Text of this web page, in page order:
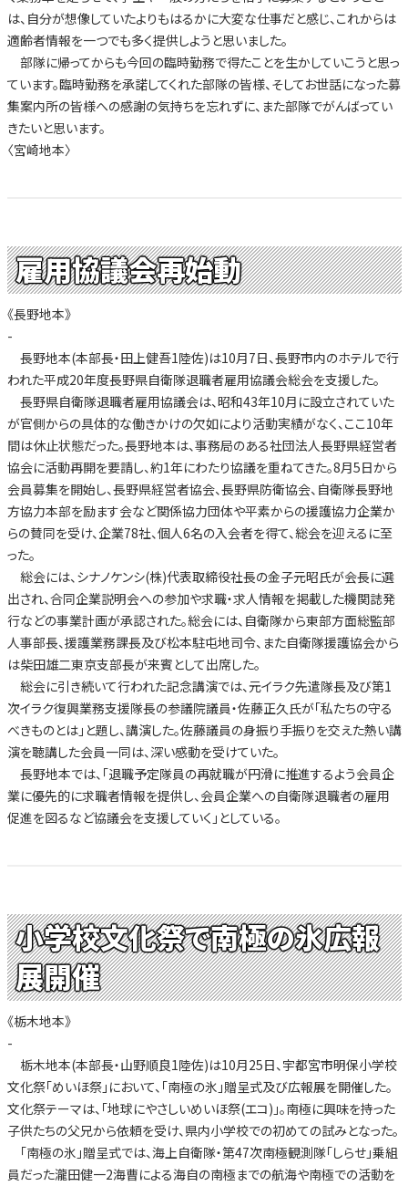
は、自分が想像していたよりもはるかに大変な仕事だと感じ、これからは
適齢者情報を一つでも多く提供しようと思いました。
部隊に帰ってからも今回の臨時勤務で得たことを生かしていこうと思っ
ています。臨時勤務を承諾してくれた部隊の皆様、そしてお世話になった募
集案内所の皆様への感謝の気持ちを忘れずに、また部隊でがんばってい
きたいと思います。
〈宮崎地本〉
雇用協議会再始動
《長野地本》
-
長野地本(本部長・田上健吾1陸佐)は10月7日、長野市内のホテルで行
われた平成20年度長野県自衛隊退職者雇用協議会総会を支援した。
長野県自衛隊退職者雇用協議会は、昭和43年10月に設立されていた
が官側からの具体的な働きかけの欠如により活動実績がなく、ここ10年
間は休止状態だった。長野地本は、事務局のある社団法人長野県経営者
協会に活動再開を要請し、約1年にわたり協議を重ねてきた。8月5日から
会員募集を開始し、長野県経営者協会、長野県防衛協会、自衛隊長野地
方協力本部を励ます会など関係協力団体や平素からの援護協力企業か
らの賛同を受け、企業78社、個人6名の入会者を得て、総会を迎えるに至
った。
総会には、シナノケンシ(株)代表取締役社長の金子元昭氏が会長に選
出され、合同企業説明会への参加や求職・求人情報を掲載した機関誌発
行などの事業計画が承認された。総会には、自衛隊から東部方面総監部
人事部長、援護業務課長及び松本駐屯地司令、また自衛隊援護協会から
は柴田雄二東京支部長が来賓として出席した。
総会に引き続いて行われた記念講演では、元イラク先遣隊長及び第1
次イラク復興業務支援隊長の参議院議員・佐藤正久氏が「私たちの守る
べきものとは」と題し、講演した。佐藤議員の身振り手振りを交えた熱い講
演を聴講した会員一同は、深い感動を受けていた。
長野地本では、「退職予定隊員の再就職が円滑に推進するよう会員企
業に優先的に求職者情報を提供し、会員企業への自衛隊退職者の雇用
促進を図るなど協議会を支援していく」としている。
小学校文化祭で南極の氷広報
展開催
《栃木地本》
-
栃木地本(本部長・山野順良1陸佐)は10月25日、宇都宮市明保小学校
文化祭「めいほ祭」において、「南極の氷」贈呈式及び広報展を開催した。
文化祭テーマは、「地球にやさしいめいほ祭(エコ)」。南極に興味を持った
子供たちの父兄から依頼を受け、県内小学校での初めての試みとなった。
「南極の氷」贈呈式では、海上自衛隊・第47次南極観測隊「しらせ」乗組
員だった瀧田健一2海曹による海自の南極までの航海や南極での活動を